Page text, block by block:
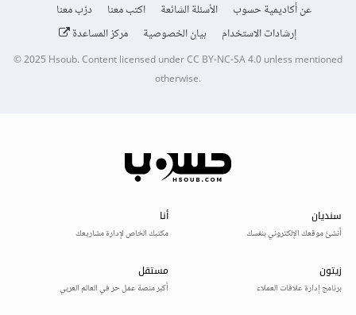
عن أكاديمية حسوب الأسئلة الشائعة اكتب معنا
درّب معنا
إرشادات الاستخدام
بيان الخصوصية مركز المساعدة
© 2025Hsoub.Content licensed underCC BY-NC-SA 4.0unless mentioned
otherwise.